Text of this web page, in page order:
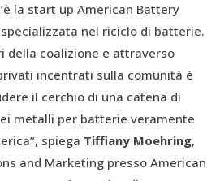
la start up American Battery
nel riciclo di batterie.
della coalizione e attraverso
incentrati sulla comunità è
il cerchio di una catena di
metalli per batterie veramente
spiega Tiffiany Moehring,
and Marketing presso American